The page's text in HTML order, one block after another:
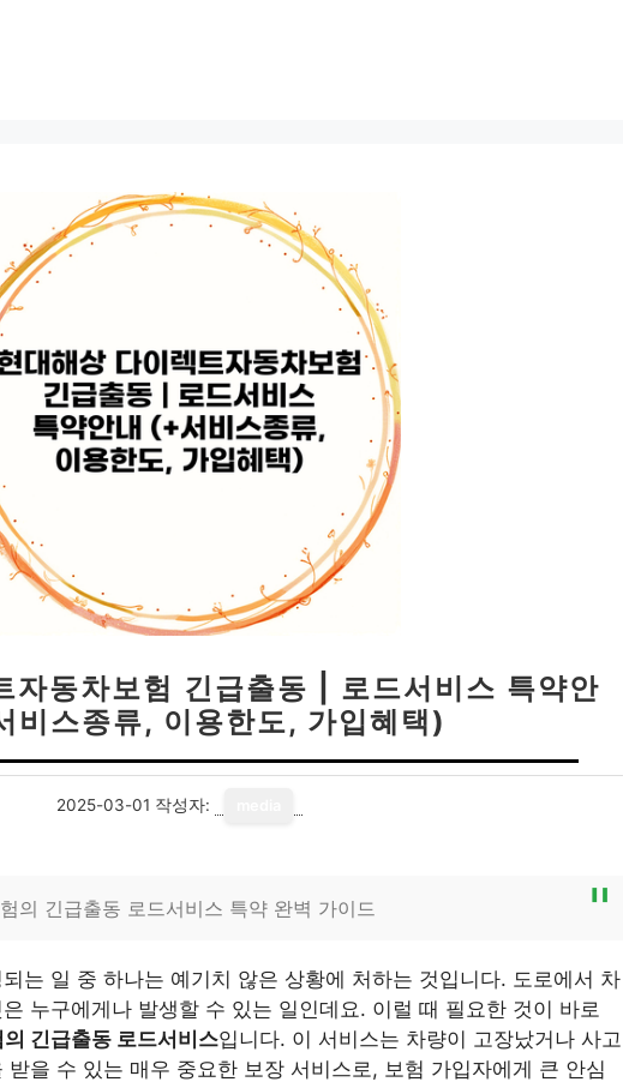
자동차보험 긴급출동 | 로드서비스 특약안
비스종류, 이용한도, 가입혜택)
2025-03-01 작성자:
의 긴급출동 로드서비스 특약 완벽 가이드
는 일 중 하나는 예기치 않은 상황에 처하는 것입니다. 도로에서 차
누구에게나 발생할 수 있는 일인데요. 이럴 때 필요한 것이 바로
긴급출동 로드서비스입니다. 이 서비스는 차량이 고장났거나 사고
을 수 있는 매우 중요한 보장 서비스로, 보험 가입자에게 큰 안심